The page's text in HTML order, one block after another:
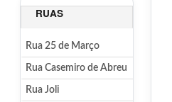
RUAS
Rua 25 de Março
Rua Casemiro de Abreu
Rua Joli